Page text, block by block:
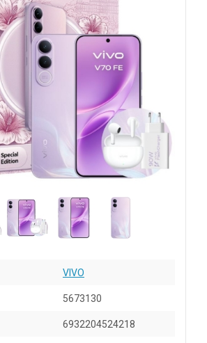
VIVO
5673130
6932204524218